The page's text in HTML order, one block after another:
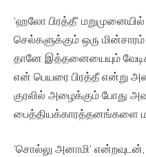
‘ஹலோ பிரத்தீ’
செல்களுக்கும் ஒரு
தானே இத்தனையையும்
என் பெயரை பிரத்தீ என்று
குரலில் அழைக்கும் போது
பைத்தியக்காரத்தனங்களை
’சொல்லு அனாமி’ என்றவுடன்,